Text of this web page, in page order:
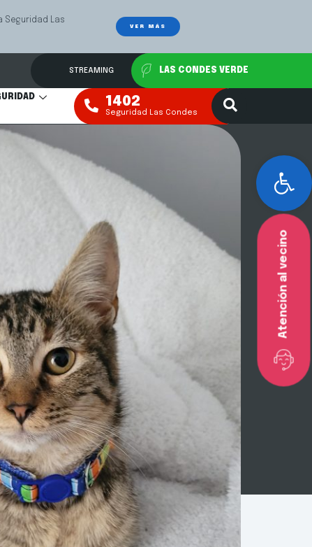
STREAMING LAS CONDES VERDE
1402
Seguridad Las Condes
Atención al vecino